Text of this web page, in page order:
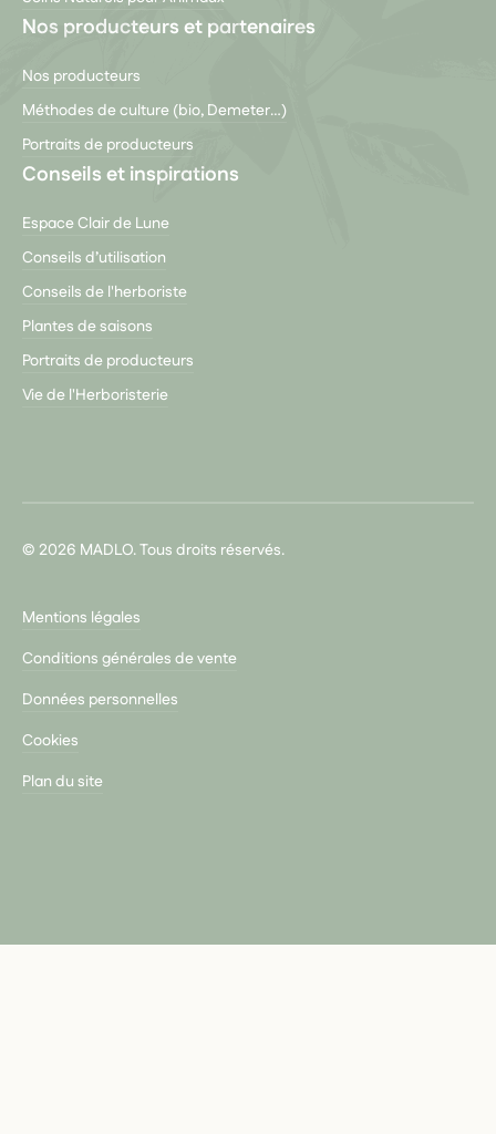
Nos producteurs et partenaires
Nos producteurs
Méthodes de culture (bio, Demeter…)
Portraits de producteurs
Conseils et inspirations
Espace Clair de Lune
Conseils d’utilisation
Conseils de l'herboriste
Plantes de saisons
Portraits de producteurs
Vie de l'Herboristerie
© 2026 MADLO. Tous droits réservés.
Mentions légales
Conditions générales de vente
Données personnelles
Cookies
Plan du site